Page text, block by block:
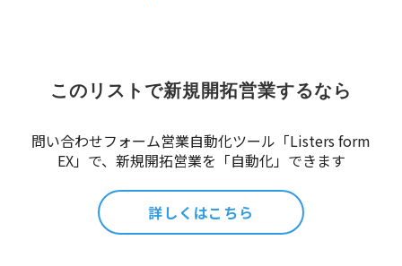
このリストで新規開拓営業するなら
問い合わせフォーム営業自動化ツール「Listers form
EX」で、新規開拓営業を「自動化」できます
詳しくはこちら